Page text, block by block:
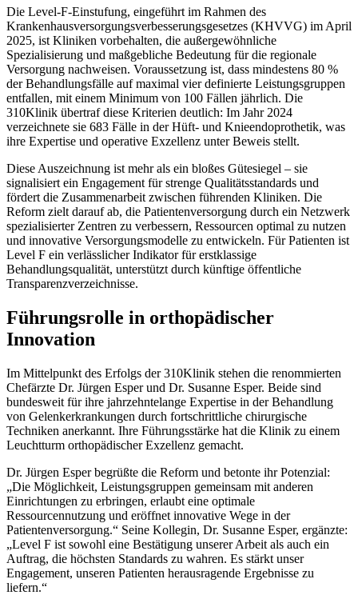
Die Level-F-Einstufung, eingeführt im Rahmen des
Krankenhausversorgungsverbesserungsgesetzes (KHVVG) im April
2025, ist Kliniken vorbehalten, die außergewöhnliche
Spezialisierung und maßgebliche Bedeutung für die regionale
Versorgung nachweisen. Voraussetzung ist, dass mindestens 80 %
der Behandlungsfälle auf maximal vier definierte Leistungsgruppen
entfallen, mit einem Minimum von 100 Fällen jährlich. Die
310Klinik übertraf diese Kriterien deutlich: Im Jahr 2024
verzeichnete sie 683 Fälle in der Hüft- und Knieendoprothetik, was
ihre Expertise und operative Exzellenz unter Beweis stellt.
Diese Auszeichnung ist mehr als ein bloßes Gütesiegel – sie
signalisiert ein Engagement für strenge Qualitätsstandards und
fördert die Zusammenarbeit zwischen führenden Kliniken. Die
Reform zielt darauf ab, die Patientenversorgung durch ein Netzwerk
spezialisierter Zentren zu verbessern, Ressourcen optimal zu nutzen
und innovative Versorgungsmodelle zu entwickeln. Für Patienten ist
Level F ein verlässlicher Indikator für erstklassige
Behandlungsqualität, unterstützt durch künftige öffentliche
Transparenzverzeichnisse.
Führungsrolle in orthopädischer
Innovation
Im Mittelpunkt des Erfolgs der 310Klinik stehen die renommierten
Chefärzte Dr. Jürgen Esper und Dr. Susanne Esper. Beide sind
bundesweit für ihre jahrzehntelange Expertise in der Behandlung
von Gelenkerkrankungen durch fortschrittliche chirurgische
Techniken anerkannt. Ihre Führungsstärke hat die Klinik zu einem
Leuchtturm orthopädischer Exzellenz gemacht.
Dr. Jürgen Esper begrüßte die Reform und betonte ihr Potenzial:
„Die Möglichkeit, Leistungsgruppen gemeinsam mit anderen
Einrichtungen zu erbringen, erlaubt eine optimale
Ressourcennutzung und eröffnet innovative Wege in der
Patientenversorgung.“ Seine Kollegin, Dr. Susanne Esper, ergänzte:
„Level F ist sowohl eine Bestätigung unserer Arbeit als auch ein
Auftrag, die höchsten Standards zu wahren. Es stärkt unser
Engagement, unseren Patienten herausragende Ergebnisse zu
liefern.“